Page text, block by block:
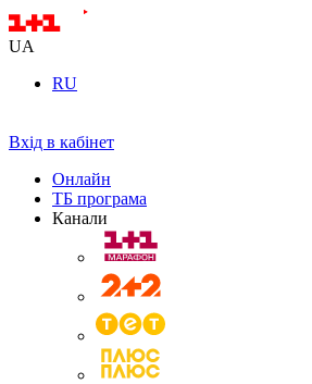
UA
RU
Вхід в кабінет
Онлайн
ТБ програма
Канали